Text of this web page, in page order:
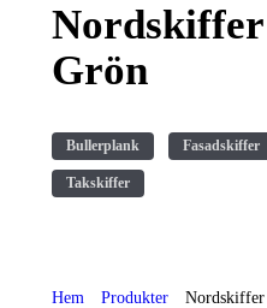
Grön
Bullerplank Fasadskiffer
Takskiffer
Hem Produkter Nordskiffer